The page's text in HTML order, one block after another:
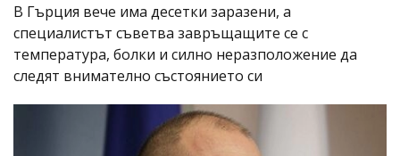
В Гърция вече има десетки заразени, а
специалистът съветва завръщащите се с
температура, болки и силно неразположение да
следят внимателно състоянието си